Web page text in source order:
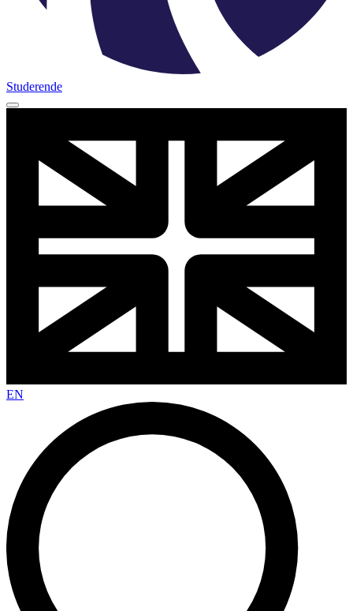
Studerende
EN